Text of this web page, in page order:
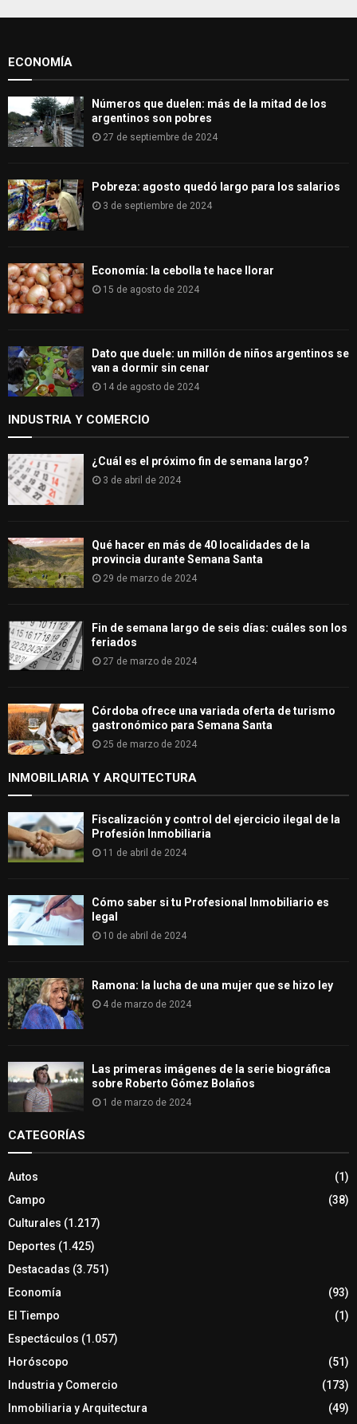
o
H
ECONOMÍA
Números que duelen: más de la mitad de los
argentinos son pobres
27 de septiembre de 2024
Pobreza: agosto quedó largo para los salarios
3 de septiembre de 2024
Economía: la cebolla te hace llorar
15 de agosto de 2024
Dato que duele: un millón de niños argentinos se
van a dormir sin cenar
14 de agosto de 2024
INDUSTRIA Y COMERCIO
¿Cuál es el próximo fin de semana largo?
3 de abril de 2024
Qué hacer en más de 40 localidades de la
provincia durante Semana Santa
29 de marzo de 2024
Fin de semana largo de seis días: cuáles son los
feriados
27 de marzo de 2024
Córdoba ofrece una variada oferta de turismo
gastronómico para Semana Santa
25 de marzo de 2024
INMOBILIARIA Y ARQUITECTURA
Fiscalización y control del ejercicio ilegal de la
Profesión Inmobiliaria
11 de abril de 2024
Cómo saber si tu Profesional Inmobiliario es
legal
10 de abril de 2024
Ramona: la lucha de una mujer que se hizo ley
4 de marzo de 2024
Las primeras imágenes de la serie biográfica
sobre Roberto Gómez Bolaños
1 de marzo de 2024
CATEGORÍAS
Autos
(1)
Campo
(38)
Culturales (1.217)
Deportes (1.425)
Destacadas (3.751)
Economía
(93)
El Tiempo
(1)
Espectáculos (1.057)
Horóscopo
(51)
Industria y Comercio
(173)
Inmobiliaria y Arquitectura
(49)